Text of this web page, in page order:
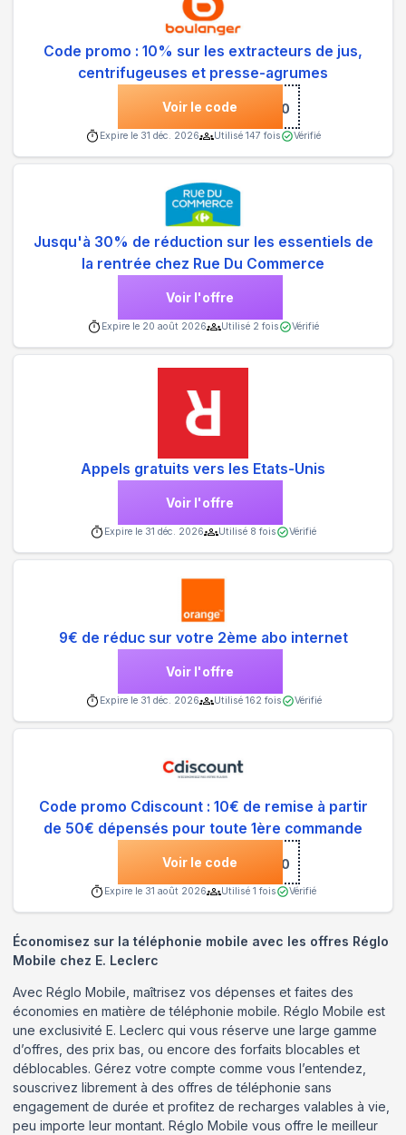
Code promo : 10% sur les extracteurs de jus,
centrifugeuses et presse-agrumes
Voir le code ***10
Expire le 31 déc. 2026 Utilisé 147 fois Vérifié
Jusqu'à 30% de réduction sur les essentiels de
la rentrée chez Rue Du Commerce
Voir l'offre
Expire le 20 août 2026 Utilisé 2 fois Vérifié
Appels gratuits vers les Etats-Unis
Voir l'offre
Expire le 31 déc. 2026 Utilisé 8 fois Vérifié
9€ de réduc sur votre 2ème abo internet
Voir l'offre
Expire le 31 déc. 2026 Utilisé 162 fois Vérifié
Code promo Cdiscount : 10€ de remise à partir
de 50€ dépensés pour toute 1ère commande
Voir le code***LO10
Expire le 31 août 2026 Utilisé 1 fois Vérifié
Économisez sur la téléphonie mobile avec les offres Réglo
Mobile chez E. Leclerc
Avec Réglo Mobile, maîtrisez vos dépenses et faites des
économies en matière de téléphonie mobile. Réglo Mobile est
une exclusivité E. Leclerc qui vous réserve une large gamme
d’offres, des prix bas, ou encore des forfaits blocables et
déblocables. Gérez votre compte comme vous l’entendez,
souscrivez librement à des offres de téléphonie sans
engagement de durée et profitez de recharges valables à vie,
peu importe leur montant. Réglo Mobile vous offre le meilleur